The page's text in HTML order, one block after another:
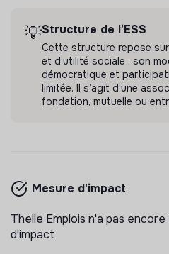
💡Structure de l’ESS
Cette structure repose
et d’utilité sociale : son
démocratique et
limitée. Il s’agit d’une
fondation, mutuelle ou
Mesure d'impact
Thelle Emplois n'a pas
d'impact